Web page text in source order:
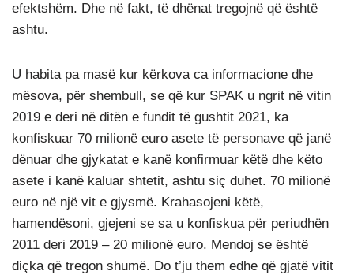
efektshëm. Dhe në fakt, të dhënat tregojnë që është
ashtu.
U habita pa masë kur kërkova ca informacione dhe
mësova, për shembull, se që kur SPAK u ngrit në vitin
2019 e deri në ditën e fundit të gushtit 2021, ka
konfiskuar 70 milionë euro asete të personave që janë
dënuar dhe gjykatat e kanë konfirmuar këtë dhe këto
asete i kanë kaluar shtetit, ashtu siç duhet. 70 milionë
euro në një vit e gjysmë. Krahasojeni këtë,
hamendësoni, gjejeni se sa u konfiskua për periudhën
2011 deri 2019 – 20 milionë euro. Mendoj se është
diçka që tregon shumë. Do t’ju them edhe që gjatë vitit